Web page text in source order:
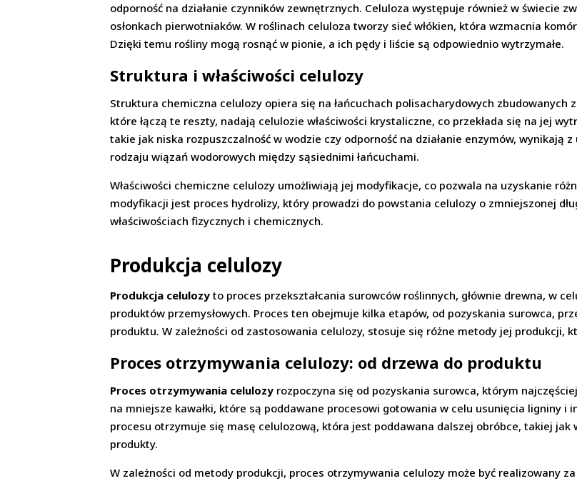
odporność na działanie czynników zewnętrznych. Celuloza występuje również w świecie
osłonkach pierwotniaków. W roślinach celuloza tworzy sieć włókien, która wzmacnia
Dzięki temu rośliny mogą rosnąć w pionie, a ich pędy i liście są odpowiednio wytrzymałe.
Struktura i właściwości celulozy
Struktura chemiczna celulozy opiera się na łańcuchach polisacharydowych zbudowanych
które łączą te reszty, nadają celulozie właściwości krystaliczne, co przekłada się na jej
takie jak niska rozpuszczalność w wodzie czy odporność na działanie enzymów, wynikają
rodzaju wiązań wodorowych między sąsiednimi łańcuchami.
Właściwości chemiczne celulozy umożliwiają jej modyfikacje, co pozwala na uzyskanie
modyfikacji jest proces hydrolizy, który prowadzi do powstania celulozy o zmniejszonej
właściwościach fizycznych i chemicznych.
Produkcja celulozy
Produkcja celulozy to proces przekształcania surowców roślinnych, głównie drewna, w
produktów przemysłowych. Proces ten obejmuje kilka etapów, od pozyskania surowca,
produktu. W zależności od zastosowania celulozy, stosuje się różne metody jej produkcji,
Proces otrzymywania celulozy: od drzewa do produktu
Proces otrzymywania celulozy rozpoczyna się od pozyskania surowca, którym
na mniejsze kawałki, które są poddawane procesowi gotowania w celu usunięcia ligniny i
procesu otrzymuje się masę celulozową, która jest poddawana dalszej obróbce, takiej
produkty.
W zależności od metody produkcji, proces otrzymywania celulozy może być realizowany